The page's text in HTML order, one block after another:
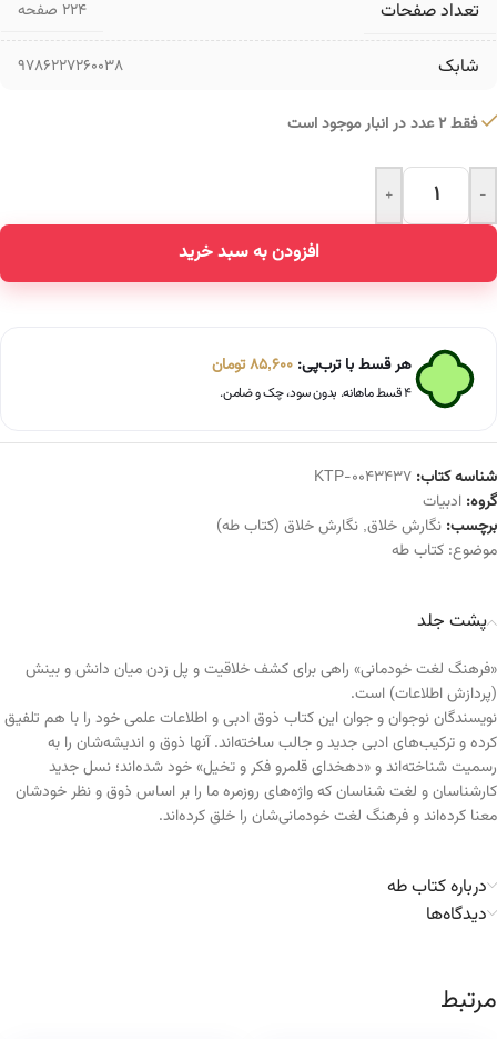
تعداد صفحات ۲۲۴ صفحه
شابک 9786227260038
فقط 2 عدد در انبار موجود است
-
+
افزودن به سبد خرید
Alternative:
هر قسط با ترب‌پی: 85,600تومان
۴ قسط ماهانه. بدون سود، چک و ضامن.
شناسه کتاب: KTP-0043437
گروه: ادبیات
برچسب: نگارش خلاق, نگارش خلاق (کتاب طه)
موضوع: کتاب طه
پشت جلد
«فرهنگ لغت خودمانی» راهی برای کشف خلاقیت و پل زدن میان دانش و بینش
(پردازش اطلاعات) است.
نویسندگان نوجوان و جوان این کتاب ذوق ادبی و اطلاعات علمی خود را با هم تلفیق
کرده و ترکیب‌های ادبی جدید و جالب ساخته‌اند. آنها ذوق و اندیشه‌شان را به
رسمیت شناخته‌اند و «دهخدای قلمرو فکر و تخیل» خود شده‌اند؛ نسل جدید
کارشناسان و لغت شناسان که واژه‌های روزمره ما را بر اساس ذوق و نظر خودشان
معنا کرده‌اند و فرهنگ لغت خودمانی‌شان را خلق کرده‌اند.
درباره کتاب طه
دیدگاه‌ها
مرتبط